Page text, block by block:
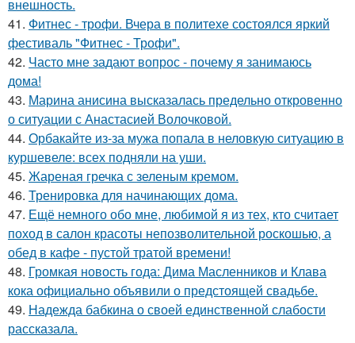
внешность.
41. Фитнес - трофи. Вчера в политехе состоялся яркий
фестиваль "Фитнес - Трофи".
42. Часто мне задают вопрос - почему я занимаюсь
дома!
43. Марина анисина высказалась предельно откровенно
о ситуации с Анастасией Волочковой.
44. Орбакайте из-за мужа попала в неловкую ситуацию в
куршевеле: всех подняли на уши.
45. Жареная гречка с зеленым кремом.
46. Тренировка для начинающих дома.
47. Ещё немного обо мне, любимой я из тех, кто считает
поход в салон красоты непозволительной роскошью, а
обед в кафе - пустой тратой времени!
48. Громкая новость года: Дима Масленников и Клава
кока официально объявили о предстоящей свадьбе.
49. Надежда бабкина о своей единственной слабости
рассказала.